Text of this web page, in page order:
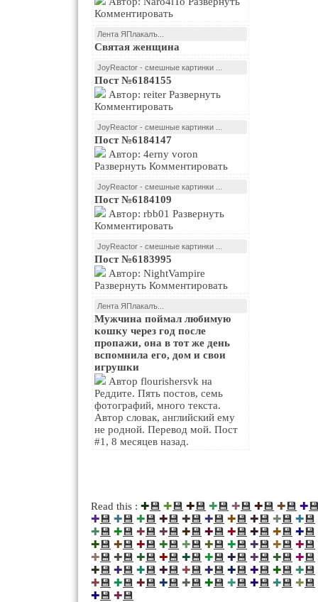
Комментировать
Лента ЯПлакалъ...
Святая женщина
JoyReactor - смешные картинки ...
Пост №6184155
Комментировать
JoyReactor - смешные картинки ...
Пост №6184147
Развернуть Комментировать
JoyReactor - смешные картинки ...
Пост №6184109
Комментировать
JoyReactor - смешные картинки ...
Пост №6183995
Развернуть Комментировать
Лента ЯПлакалъ...
Мужчина поймал любимую
кошку через год после
пропажи, она в тот же день
вспомнила его, дом и свои
игрушки
Реддите. Пять постов, семь
фотографий, много текста.
Автор словак, английский ему
не родной. Перевод мой. Пост
#1, 8 месяцев назад.
Read this : ✚💾 ✚💾 ✚💾 ✚💾 ✚💾 ✚💾 ✚💾 ✚
✚💾 ✚💾 ✚💾 ✚💾 ✚💾 ✚💾 ✚💾 ✚💾 ✚💾 ✚💾
✚💾 ✚💾 ✚💾 ✚💾 ✚💾 ✚💾 ✚💾 ✚💾 ✚💾 ✚💾
✚💾 ✚💾 ✚💾 ✚💾 ✚💾 ✚💾 ✚💾 ✚💾 ✚💾 ✚💾
✚💾 ✚💾 ✚💾 ✚💾 ✚💾 ✚💾 ✚💾 ✚💾 ✚💾 ✚💾
✚💾 ✚💾 ✚💾 ✚💾 ✚💾 ✚💾 ✚💾 ✚💾 ✚💾 ✚💾
✚💾 ✚💾 ✚💾 ✚💾 ✚💾 ✚💾 ✚💾 ✚💾 ✚💾 ✚💾
✚💾 ✚💾